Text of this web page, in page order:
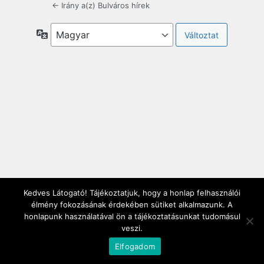
← Irány a(z) Bulváros hírek
Nyelv
Kedves Látogató! Tájékoztatjuk, hogy a honlap felhasználói
élmény fokozásának érdekében sütiket alkalmazunk. A
honlapunk használatával ön a tájékoztatásunkat tudomásul
veszi.
Elfogadom